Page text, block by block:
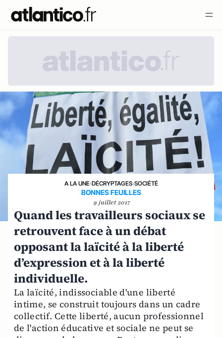
A LA UNE›DÉCRYPTAGES›SOCIÉTÉ
BONNES FEUILLES
9 juillet 2017
Quand les travailleurs sociaux se
retrouvent face à un débat
opposant la laïcité à la liberté
d’expression et à la liberté
individuelle.
La laïcité, indissociable d'une liberté
intime, se construit toujours dans un cadre
collectif. Cette liberté, aucun professionnel
de l'action éducative et sociale ne peut se